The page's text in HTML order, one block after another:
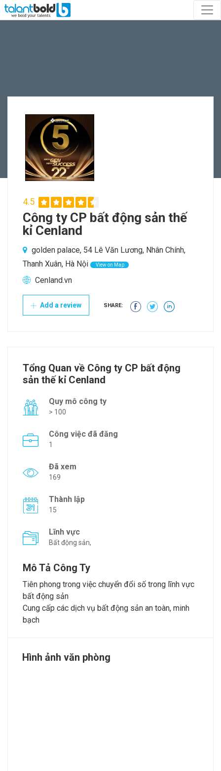
4.5
Công ty CP bất động sản thế
kỉ Cenland
golden palace, 54 Lê Văn Lương, Nhân Chính,
Thanh Xuân, Hà Nội
View on Map
Cenland.vn
Add a review SHARE:
Tổng Quan về Công ty CP bất động
sản thế kỉ Cenland
Quy mô công ty
> 100
Công việc đã đăng
1
Đã xem
169
Thành lập
15
Lĩnh vực
Bất động sản,
Mô Tả Công Ty
Tiên phong trong việc chuyển đổi số trong lĩnh vực
bất động sản
Cung cấp các dịch vụ bất động sản an toàn, minh
bạch
Hình ảnh văn phòng